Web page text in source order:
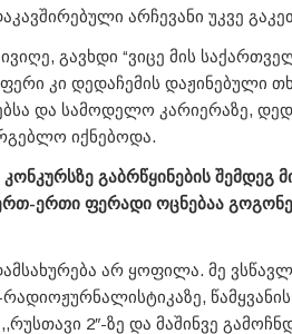
არჩევანი უკვე
გავხდი “ვიცე მის
კი დედაჩემის დაჟინებული
და სამოდელო კარიერაზე,
იქნებოდა.
გაბრწყინების შემდეგ
ერთი ფერადი ოცნებაა
არ ყოფილა. მე
2″-ზე და მაშინვე